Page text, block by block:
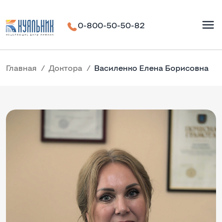
0-800-50-50-82
Главная Доктора Василенко Елена Борисовна